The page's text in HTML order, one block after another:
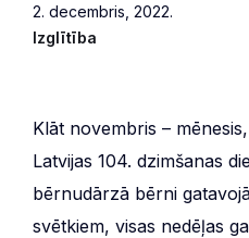
2. decembris, 2022.
Izglītība
Klāt novembris –
Latvijas 104. dzimšanas
bērnudārzā bērni
svētkiem, visas nedēļas